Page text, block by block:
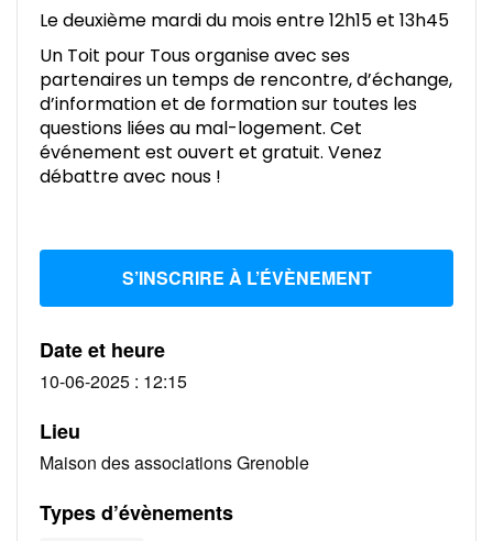
Le deuxième mardi du mois entre 12h15 et 13h45
Un Toit pour Tous organise avec ses
partenaires un temps de rencontre, d’échange,
d’information et de formation sur toutes les
questions liées au mal-logement. Cet
événement est ouvert et gratuit. Venez
débattre avec nous !
S’INSCRIRE À L’ÉVÈNEMENT
Date et heure
10-06-2025 : 12:15
Lieu
Maison des associations Grenoble
Types d’évènements